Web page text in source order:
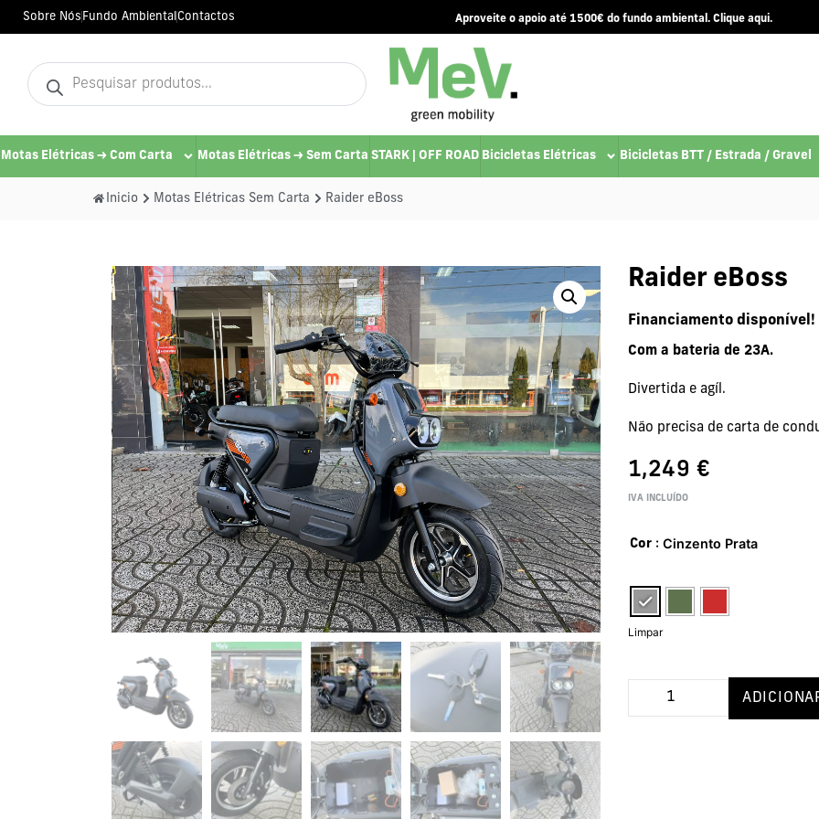
Sobre Nós Fundo Ambiental Contactos Aproveite o apoio até 1500€ do fundo ambiental. Clique aqui.
Motas Elétricas -> Com Carta Motas Elétricas -> Sem Carta STARK | OFF ROAD Bicicletas Elétricas Bicicletas BTT / Estrada / Gravel
Inicio Motas Elétricas Sem Carta Raider eBoss
Raider eBoss
Financiamento disponível!
Com a bateria de 23A.
Divertida e agíl.
Não precisa de carta de
1,249 €
IVA INCLUÍDO
Cor : Cinzento Prata
Limpar